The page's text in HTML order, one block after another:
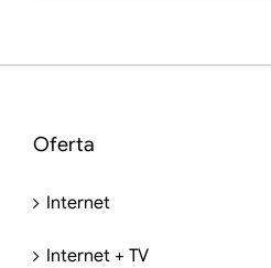
Oferta
Internet
Internet + TV